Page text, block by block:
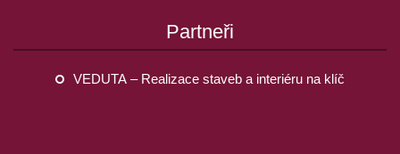
Partneři
VEDUTA – Realizace staveb a interiéru na klíč